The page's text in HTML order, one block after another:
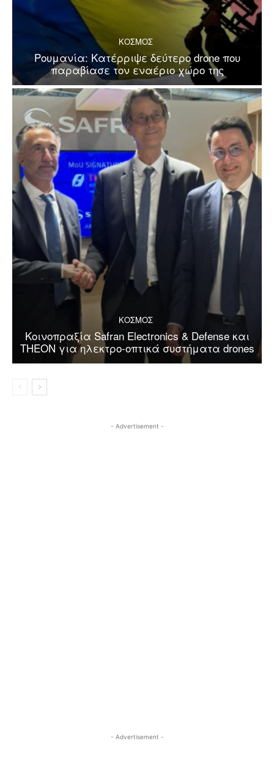
ΚΟΣΜΟΣ
Ρουμανία: Κατέρριψε δεύτερο drone που
παραβίασε τον εναέριο χώρο της
ΚΟΣΜΟΣ
Κοινοπραξία Safran Electronics & Defense και
THEON για ηλεκτρο-οπτικά συστήματα drones
- Advertisement -
- Advertisement -